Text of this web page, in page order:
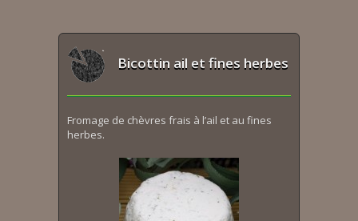
Bicottin ail et fines herbes
Fromage de chèvres frais à l’ail et au fines
herbes.